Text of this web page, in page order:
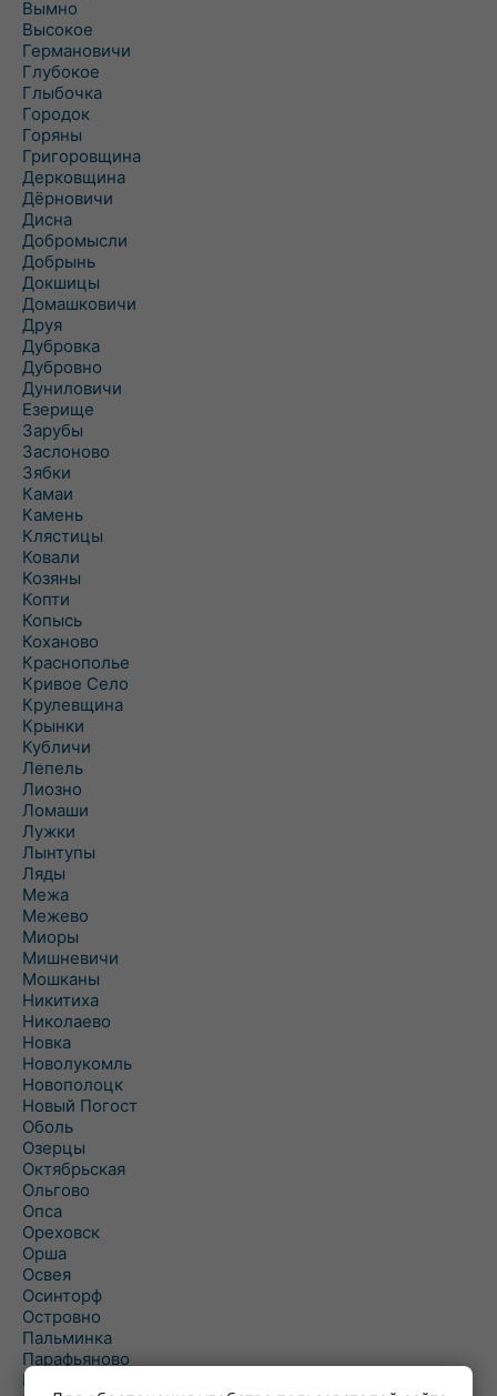
Вымно
Высокое
Германовичи
Глубокое
Глыбочка
Городок
Горяны
Григоровщина
Дерковщина
Дёрновичи
Дисна
Добромысли
Добрынь
Докшицы
Домашковичи
Друя
Дубровка
Дубровно
Дуниловичи
Езерище
Зарубы
Заслоново
Зябки
Камаи
Камень
Клястицы
Ковали
Козяны
Копти
Копысь
Коханово
Краснополье
Кривое Село
Крулевщина
Крынки
Кубличи
Лепель
Лиозно
Ломаши
Лужки
Лынтупы
Ляды
Межа
Межево
Миоры
Мишневичи
Мошканы
Никитиха
Николаево
Новка
Новолукомль
Новополоцк
Новый Погост
Оболь
Озерцы
Октябрьская
Ольгово
Опса
Ореховск
Орша
Освея
Осинторф
Островно
Пальминка
Парафьяново
Плисса